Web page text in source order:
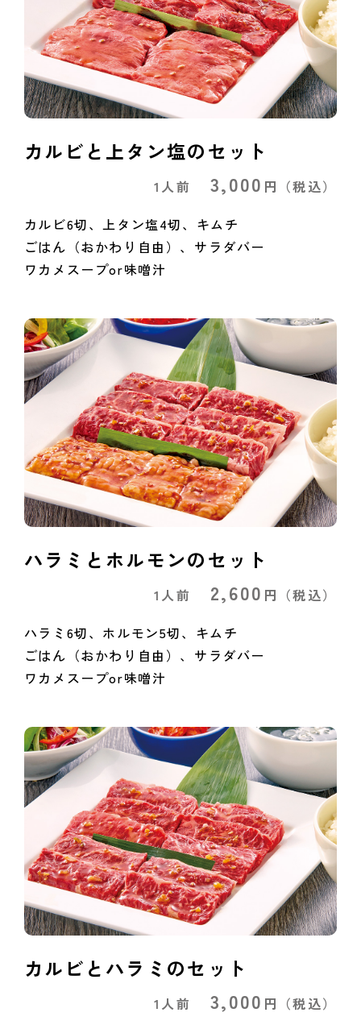
カルビと上タン塩のセット
1人前 3,000 円 （税込）
カルビ6切、上タン塩4切、キムチ
ごはん（おかわり自由）、サラダバー
ワカメスープor味噌汁
ハラミとホルモンのセット
1人前 2,600 円 （税込）
ハラミ6切、ホルモン5切、キムチ
ごはん（おかわり自由）、サラダバー
ワカメスープor味噌汁
カルビとハラミのセット
1人前 3,000 円 （税込）